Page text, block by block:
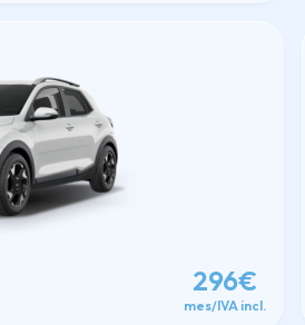
296€
mes/IVA incl.